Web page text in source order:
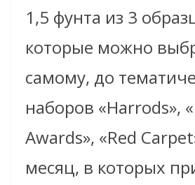
1,5 фунта из 3
которые можно
самому, до
наборов «Harrods»,
Awards», «Red
месяц, в которых